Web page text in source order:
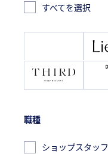
すべてを選択
職種
ショップスタッフ